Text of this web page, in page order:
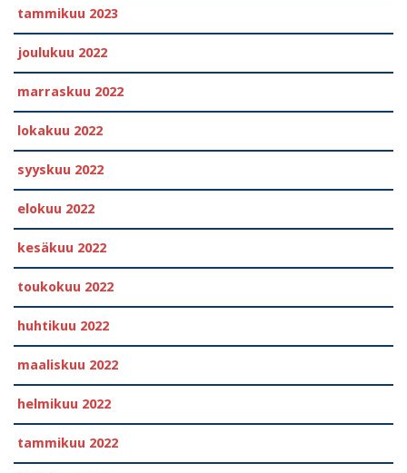
tammikuu 2023
joulukuu 2022
marraskuu 2022
lokakuu 2022
syyskuu 2022
elokuu 2022
kesäkuu 2022
toukokuu 2022
huhtikuu 2022
maaliskuu 2022
helmikuu 2022
tammikuu 2022